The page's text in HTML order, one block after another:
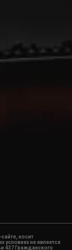
носит
условиях не является
437 Гражданского